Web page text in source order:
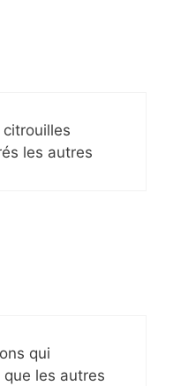
citrouilles
les autres
qui
les autres